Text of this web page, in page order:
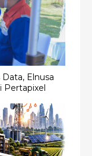
Elnusa
Pertapixel